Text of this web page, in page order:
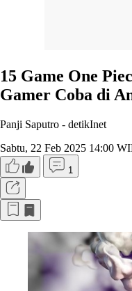
15 Game One
Gamer Coba di
Panji Saputro - detikInet
Sabtu, 22 Feb 2025 14:00
1